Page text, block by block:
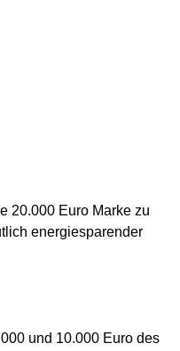
20.000 Euro Marke zu
energiesparender
und 10.000 Euro des